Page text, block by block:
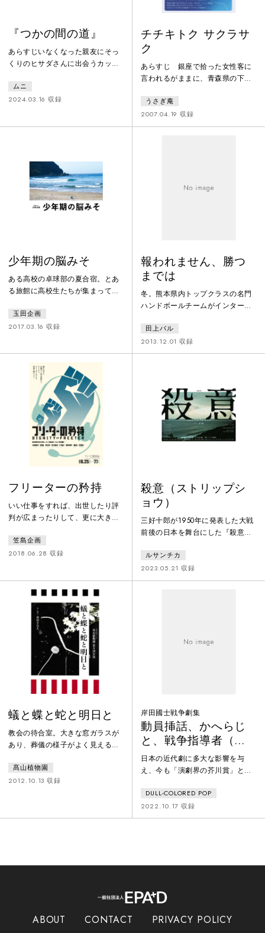
『つかの間の道』
あらすじいなくなった親友にそっ
くりのヒサダさんに出会うカップ
ている女、近所に住むおばさん。
日常がちょっと変に歪んでいく、
ムニ
2024.03.16 収録
チチキトク サクラサ
ク
あらすじ 銀座で拾った女性客に
言われるがままに、青森県の下北
手。危篤なのは女性客の父か、自
分か、迷宮に迷うように人生を振
り返りながら走り続けるが……。
うさぎ庵
2007.04.19 収録
少年期の脳みそ
ある高校の卓球部の夏合宿。とあ
る旅館に高校生たちが集まってい
ばかりの1年生、卒業を控えた3年
生、顧問の先生やＯＢの大学生、
子を隙間から覗いているうちに、
それぞれの関係や抱える葛藤など
が、徐々に明らかになっていく。
その一夜を描いた群像劇。
玉田企画
2017.03.16 収録
報われません、勝つ
までは
冬。熊本県内トップクラスの名門
ハンドボールチームがインターハ
試合会場から意気消沈して部室に
帰ってくる選手たち。敗戦の落胆
もあり、ミーティングが、次第に
の思いが、徐々に吐露されてい
く。崩壊寸前のチーム。そこへ、
対戦相手のエースがやってきて…
熊本弁体育会系青春群像劇。
田上パル
2013.12.01 収録
フリーターの矜持
いい仕事をすれば、出世したり評
判が広まったりして、更に大きな
っと、そんな感じのことを意味し
ているのだと思います。だった
を舞台に、出世も昇進も関係無い
フリーターの視点を通し、「人は
何のために働くのか」を問う、仕
事にまつわる群像劇。
笠島企画
2018.06.28 収録
殺意（ストリップシ
ョウ）
三好十郎が1950年に発表した大戦
前後の日本を舞台にした『殺意
クラブのステージで、引退ショウ
を行うソロダンサー緑川美沙。南
の小さな城下町に生まれ、愛国運
ルサンチカ
2023.05.21 収録
蟻と蝶と蛇と明日と
教会の待合室。大きな窓ガラスが
あり、葬儀の様子がよく見える場
は、それぞれが亡くなった男の彼
女だった。粛々と葬儀は執り行わ
を独走しはじめる。一人一人が違
る。しかし、受け止めきれない女
髙山植物園
2012.10.13 収録
岸田國士戦争劇集
動員挿話、かへらじ
と、戦争指導者（白
組）
日本の近代劇に多大な影響を与
え、今も「演劇界の芥川賞」と呼
家・岸田國士。戯曲や評論を数多
く執筆し、文学座の創設にも携わ
るなど演劇界に大きな影響を及ぼ
で、岸田と当時の日本人が戦争を
がらせます。
DULL-COLORED POP
2022.10.17 収録
ABOUT CONTACT PRIVACY POLICY